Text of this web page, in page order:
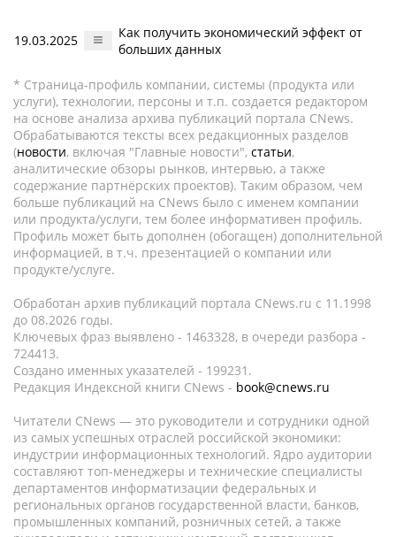
19.03.2025
Как получить экономический эффект от
больших данных
* Страница-профиль компании, системы (продукта или
услуги), технологии, персоны и т.п. создается редактором
на основе анализа архива публикаций портала CNews.
Обрабатываются тексты всех редакционных разделов
(новости, включая "Главные новости", статьи,
аналитические обзоры рынков, интервью, а также
содержание партнёрских проектов). Таким образом, чем
больше публикаций на CNews было с именем компании
или продукта/услуги, тем более информативен профиль.
Профиль может быть дополнен (обогащен) дополнительной
информацией, в т.ч. презентацией о компании или
продукте/услуге.
Обработан архив публикаций портала CNews.ru c 11.1998
до 08.2026 годы.
Ключевых фраз выявлено - 1463328, в очереди разбора -
724413.
Создано именных указателей - 199231.
Редакция Индексной книги CNews - book@cnews.ru
Читатели CNews — это руководители и сотрудники одной
из самых успешных отраслей российской экономики:
индустрии информационных технологий. Ядро аудитории
составляют топ-менеджеры и технические специалисты
департаментов информатизации федеральных и
региональных органов государственной власти, банков,
промышленных компаний, розничных сетей, а также